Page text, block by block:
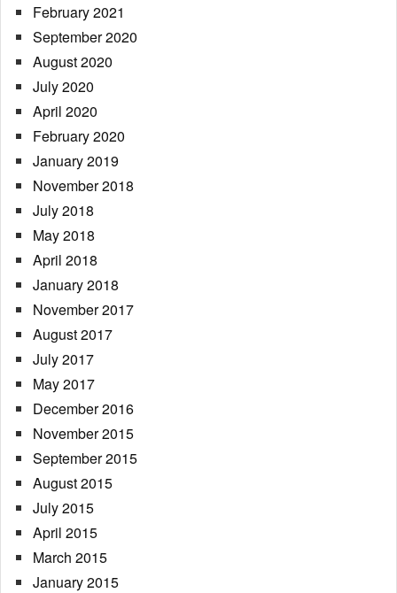
February 2021
September 2020
August 2020
July 2020
April 2020
February 2020
January 2019
November 2018
July 2018
May 2018
April 2018
January 2018
November 2017
August 2017
July 2017
May 2017
December 2016
November 2015
September 2015
August 2015
July 2015
April 2015
March 2015
January 2015